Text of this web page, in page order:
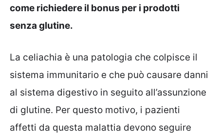
come richiedere il bonus per i prodotti
senza glutine.
La celiachia è una patologia che colpisce il
sistema immunitario e che può causare danni
al sistema digestivo in seguito all’assunzione
di glutine. Per questo motivo, i pazienti
affetti da questa malattia devono seguire